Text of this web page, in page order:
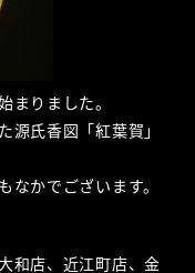
まりました。
源氏香図「紅葉賀」
なかでございます。
和店、近江町店、金